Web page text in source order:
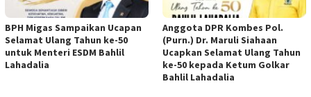
BPH Migas Sampaikan Ucapan
Selamat Ulang Tahun ke-50
untuk Menteri ESDM Bahlil
Lahadalia
Anggota DPR Kombes Pol.
(Purn.) Dr. Maruli Siahaan
Ucapkan Selamat Ulang Tahun
ke-50 kepada Ketum Golkar
Bahlil Lahadalia